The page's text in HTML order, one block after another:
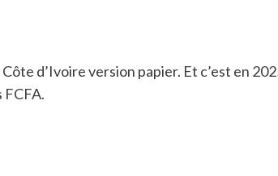
d’Ivoire version papier. Et c’est en
FCFA.